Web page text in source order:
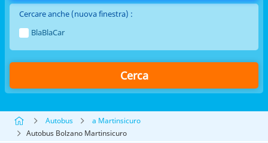
Cercare anche (nuova finestra) :
BlaBlaCar
Cerca
Autobus
a Martinsicuro
Autobus Bolzano Martinsicuro